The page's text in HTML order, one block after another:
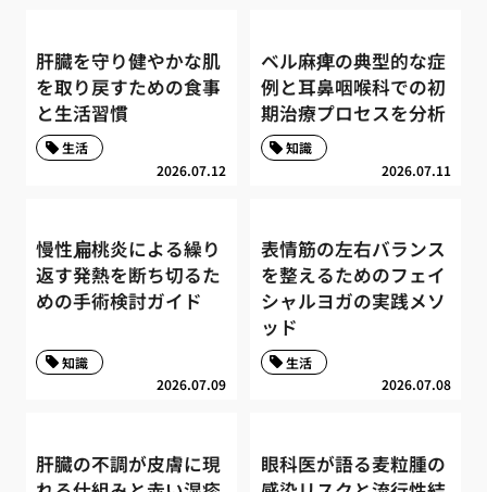
肝臓を守り健やかな肌
を取り戻すための食事
と生活習慣
2026.07.12
生活
ベル麻痺の典型的な症
例と耳鼻咽喉科での初
期治療プロセスを分析
2026.07.11
知識
慢性扁桃炎による繰り
返す発熱を断ち切るた
めの手術検討ガイド
2026.07.09
知識
表情筋の左右バランス
を整えるためのフェイ
シャルヨガの実践メソ
ッド
2026.07.08
生活
肝臓の不調が皮膚に現
眼科医が語る麦粒腫の